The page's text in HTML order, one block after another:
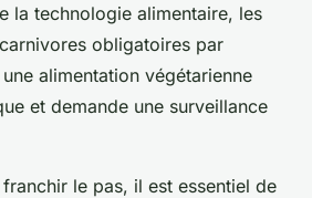
la technologie alimentaire, les
obligatoires par
alimentation végétarienne
et demande une surveillance
le pas, il est essentiel de